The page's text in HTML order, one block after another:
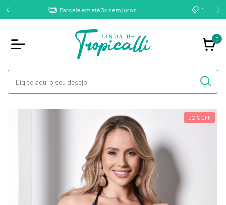
10% de desconto na primeira compra: Cupom BEMVINDA
0
22% OFF